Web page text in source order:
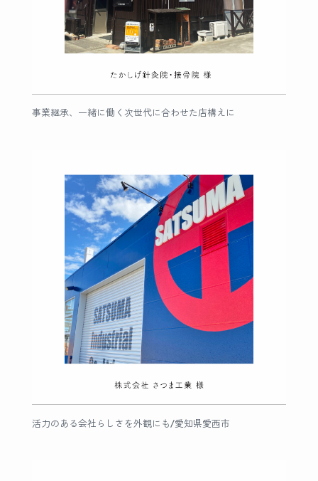
事業継承、一緒に働く次世代に合わせた店構えに
活力のある会社らしさを外観にも/愛知県愛西市